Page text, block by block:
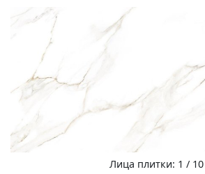
Лица плитки: 1 / 10